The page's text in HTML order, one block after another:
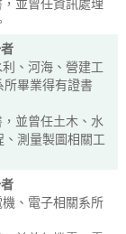
並曾任資訊處理
、河海、營建工
所畢業得有證書
並曾任土木、水
測量製圖相關工
、電子相關系所